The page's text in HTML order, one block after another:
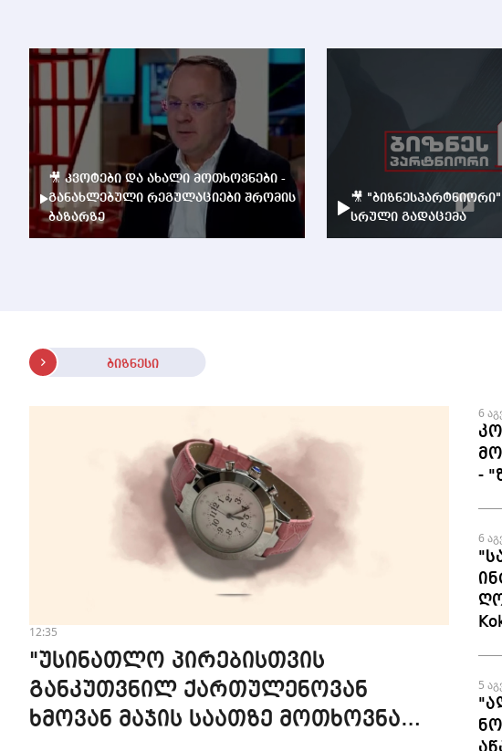
🎥 კვოტები და ახალი მოთხოვნები -
განახლებული რეგულაციები შრომის
ბაზარზე
🎥 "ბიზნესპარტნიორი"
სრული გადაცემა
ბიზნესი
12:35
"უსინათლო პირებისთვის
განკუთვნილ ქართულენოვან
ხმოვან მაჯის საათზე მოთხოვნა
6
-
6
5